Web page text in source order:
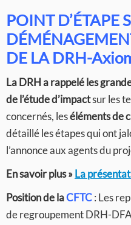
POINT D’ÉTAPE
DE LA DRH-
La DRH a rappelé les
de l’étude d’impactsur les
concernés, leséléments de
détaillé les étapes qui ont
l’annonce aux agents du
En savoir plus »La
Position de laCFTC: Les
de regroupement DRH-